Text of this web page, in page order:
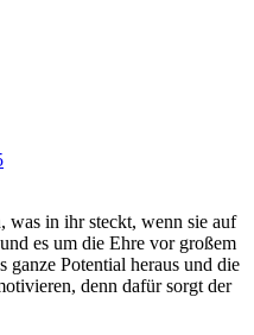
was in ihr steckt, wenn sie auf
es um die Ehre vor großem
Potential heraus und die
denn dafür sorgt der